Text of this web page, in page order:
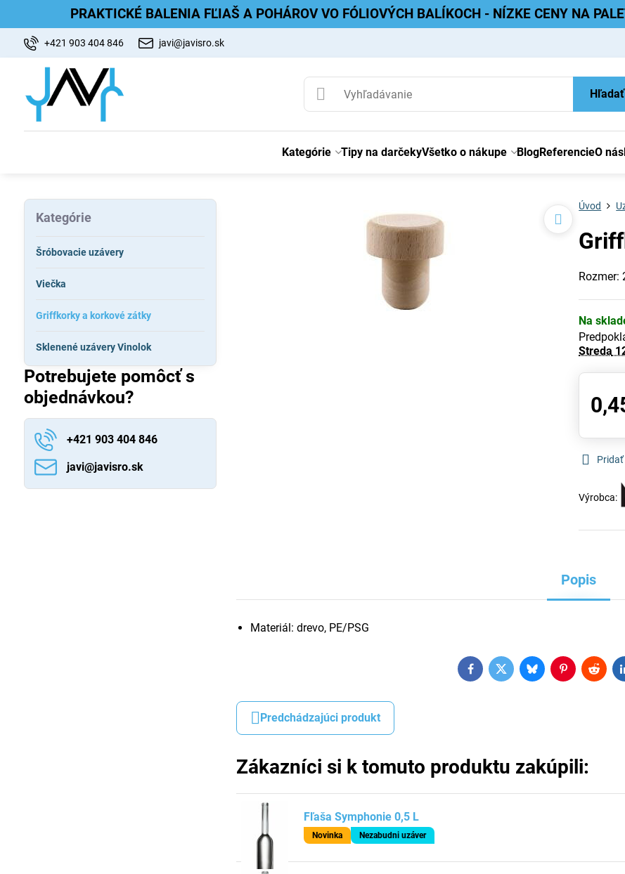
PRAKTICKÉ BALENIA FĽIAŠ A POHÁROV VO FÓLIOVÝCH BALÍKOCH - NÍZKE CENY NA
+421 903 404 846 javi@javisro.sk
Hľadať
Kategórie Tipy na darčekyVšetko o nákupe BlogReferencieO nás
Úvod
Rozmer:
Na
Streda
Výrobca:
Popis
Materiál: drevo, PE/PSG
FacebookTwitterBlueskyPinterestReddit
Predchádzajúci produkt
Zákazníci si k tomuto produktu zakúpili:
Fľaša Symphonie 0,5 L
Novinka Nezabudni uzáver
Kategórie
Šróbovacie uzávery
Viečka
Griffkorky a korkové zátky
Sklenené uzávery Vinolok
Potrebujete pomôcť s
objednávkou?
+421 903 404 846
javi​@javisro​.sk